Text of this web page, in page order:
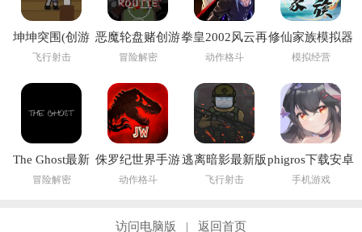
坤坤突围(创游
世界)
飞行射击
恶魔轮盘赌创游
版(创游世界)
冒险解密
拳皇2002风云再
起
动作格斗
修仙家族模拟器
6.2
模拟经营
The Ghost最新
版下载2026
冒险解密
侏罗纪世界手游
(Jurassic World
动作格斗
逃离暗影最新版
1.307 版本
飞行射击
phigros下载安卓
最新版2026
手机游戏
访问电脑版 返回首页